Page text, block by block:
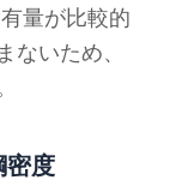
量が比較的
いため、
密度